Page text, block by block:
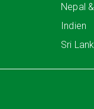
Nepal
Indien
Sri